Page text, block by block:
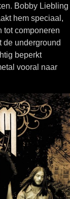
Bobby Liebling
hem speciaal,
tot componeren
de underground
beperkt
vooral naar